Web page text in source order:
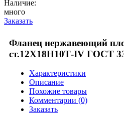
Наличие:
много
Заказать
Фланец нержавеющий
ст.12Х18Н10Т-IV ГОСТ
Характеристики
Описание
Похожие товары
Комментарии (0)
Заказать